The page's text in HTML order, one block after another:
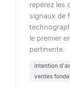
repérez les
signaux de
le premier
pertinente.
intention
ventes